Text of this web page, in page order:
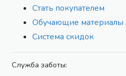
Стать покупателем
Обучающие материалы
Система скидок
Служба заботы: